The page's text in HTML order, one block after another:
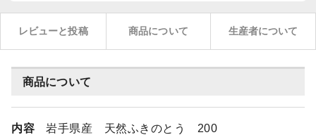
レビューと投稿 商品について 生産者について
商品について
内容 岩手県産 天然ふきのとう 200